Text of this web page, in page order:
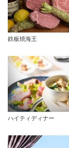
鉄板焼海王
ハイティディナー